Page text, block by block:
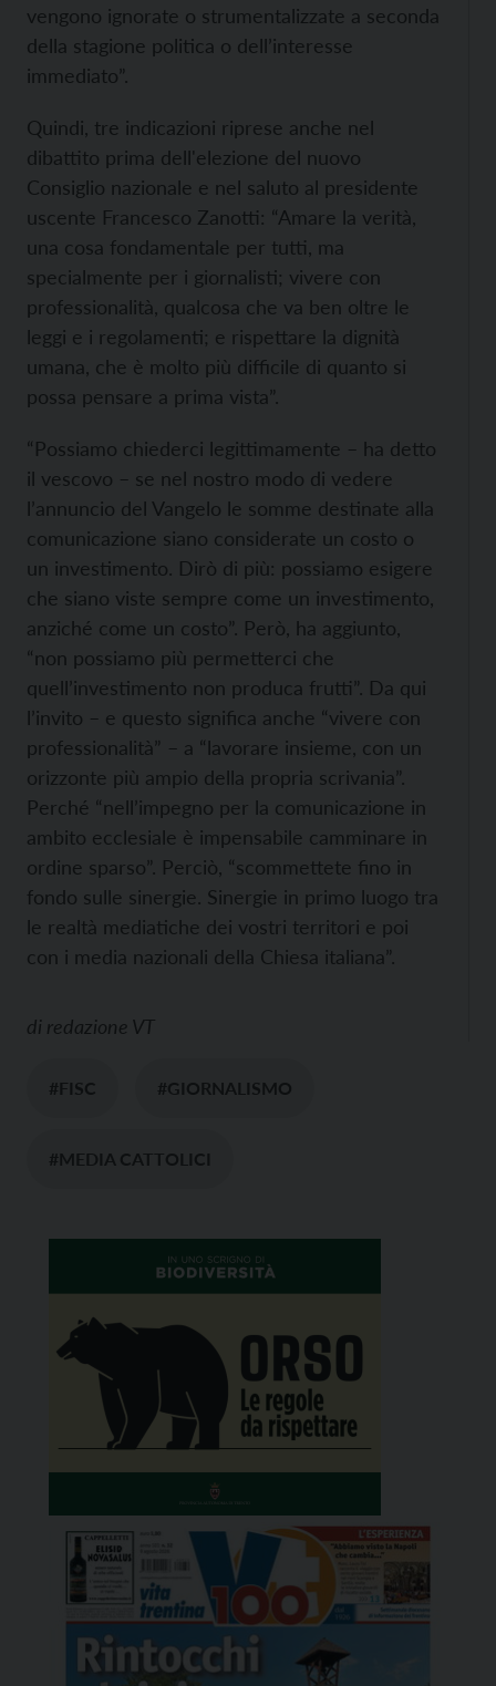
vengono ignorate o strumentalizzate a seconda
della stagione politica o dell’interesse
immediato”.
Quindi, tre indicazioni riprese anche nel
dibattito prima dell'elezione del nuovo
Consiglio nazionale e nel saluto al presidente
uscente Francesco Zanotti: “Amare la verità,
una cosa fondamentale per tutti, ma
specialmente per i giornalisti; vivere con
professionalità, qualcosa che va ben oltre le
leggi e i regolamenti; e rispettare la dignità
umana, che è molto più difficile di quanto si
possa pensare a prima vista”.
“Possiamo chiederci legittimamente – ha detto
il vescovo – se nel nostro modo di vedere
l’annuncio del Vangelo le somme destinate alla
comunicazione siano considerate un costo o
un investimento. Dirò di più: possiamo esigere
che siano viste sempre come un investimento,
anziché come un costo”. Però, ha aggiunto,
“non possiamo più permetterci che
quell’investimento non produca frutti”. Da qui
l’invito – e questo significa anche “vivere con
professionalità” – a “lavorare insieme, con un
orizzonte più ampio della propria scrivania”.
Perché “nell’impegno per la comunicazione in
ambito ecclesiale è impensabile camminare in
ordine sparso”. Perciò, “scommettete fino in
fondo sulle sinergie. Sinergie in primo luogo tra
le realtà mediatiche dei vostri territori e poi
con i media nazionali della Chiesa italiana”.
di redazione VT
#FISC #GIORNALISMO
#MEDIA CATTOLICI